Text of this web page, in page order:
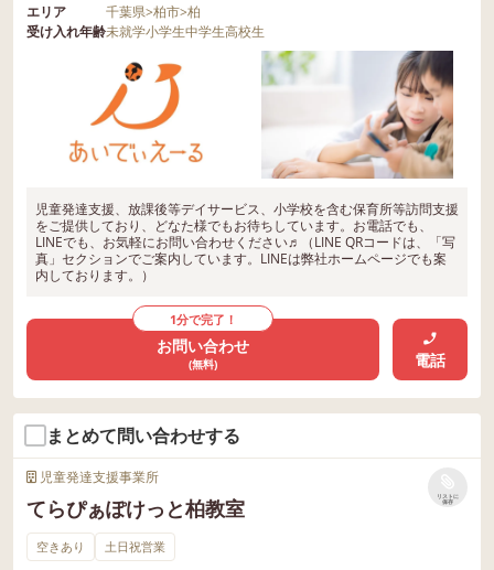
エリア 千葉県>柏市>柏
受け入れ年齢未就学小学生中学生高校生
児童発達支援、放課後等デイサービス、小学校を含む保育所等訪問支援
をご提供しており、どなた様でもお待ちしています。お電話でも、
LINEでも、お気軽にお問い合わせください♬（LINE QRコードは、「写
真」セクションでご案内しています。LINEは弊社ホームページでも案
内しております。）
1分で完了！
お問い合わせ
(無料) 電話
まとめて問い合わせする
児童発達支援事業所
てらぴぁぽけっと柏教室
リストに
保存
空きあり 土日祝営業